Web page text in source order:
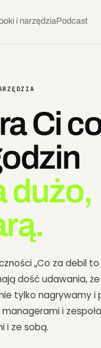
i narzędziaPodcast
Ci
dużo,
„Co za debil to
dość udawania, że
tylko nagrywamy i
i
i ze sobą.